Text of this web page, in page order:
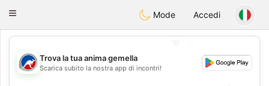
AustraliaChat
Toggle
Mode Accedi
💖
Trova la tua anima gemella
Scarica subito la nostra app di incontri!